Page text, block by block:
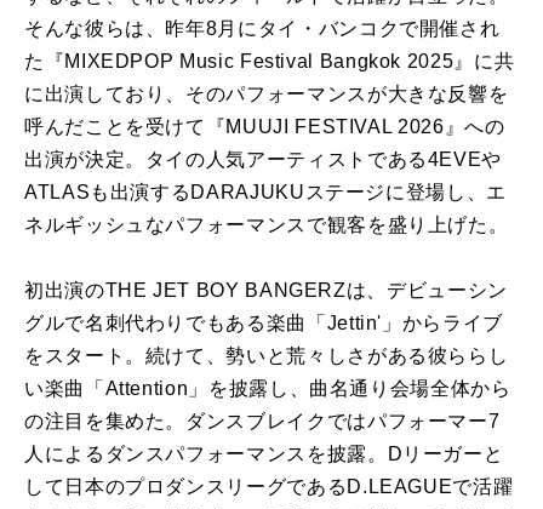
そんな彼らは、昨年8月にタイ・バンコクで開催され
た『MIXEDPOP Music Festival Bangkok 2025』に共
に出演しており、そのパフォーマンスが大きな反響を
呼んだことを受けて『MUUJI FESTIVAL 2026』への
出演が決定。タイの人気アーティストである4EVEや
ATLASも出演するDARAJUKUステージに登場し、エ
ネルギッシュなパフォーマンスで観客を盛り上げた。
初出演のTHE JET BOY BANGERZは、デビューシン
グルで名刺代わりでもある楽曲「Jettin'」からライブ
をスタート。続けて、勢いと荒々しさがある彼ららし
い楽曲「Attention」を披露し、曲名通り会場全体から
の注目を集めた。ダンスブレイクではパフォーマー7
人によるダンスパフォーマンスを披露。Dリーガーと
して日本のプロダンスリーグであるD.LEAGUEで活躍